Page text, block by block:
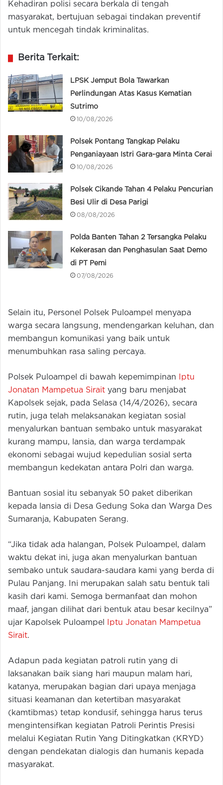
Kehadiran polisi secara berkala di tengah
masyarakat, bertujuan sebagai tindakan preventif
untuk mencegah tindak kriminalitas.
Berita Terkait:
LPSK Jemput Bola Tawarkan
Perlindungan Atas Kasus Kematian
Sutrimo
10/08/2026
Polsek Pontang Tangkap Pelaku
Penganiayaan Istri Gara-gara Minta Cerai
10/08/2026
Polsek Cikande Tahan 4 Pelaku Pencurian
Besi Ulir di Desa Parigi
08/08/2026
Polda Banten Tahan 2 Tersangka Pelaku
Kekerasan dan Penghasulan Saat Demo
di PT Pemi
07/08/2026
Selain itu, Personel Polsek Puloampel menyapa
warga secara langsung, mendengarkan keluhan, dan
membangun komunikasi yang baik untuk
menumbuhkan rasa saling percaya.
Polsek Puloampel di bawah kepemimpinan
Iptu
Jonatan Mampetua Sirait yang baru menjabat
Kapolsek sejak, pada Selasa (14/4/2026), secara
rutin, juga telah melaksanakan kegiatan sosial
menyalurkan bantuan sembako untuk masyarakat
kurang mampu, lansia, dan warga terdampak
ekonomi sebagai wujud kepedulian sosial serta
membangun kedekatan antara Polri dan warga.
Bantuan sosial itu sebanyak 50 paket diberikan
kepada lansia di Desa Gedung Soka dan Warga Des
Sumaranja, Kabupaten Serang.
“Jika tidak ada halangan, Polsek Puloampel, dalam
waktu dekat ini, juga akan menyalurkan bantuan
sembako untuk saudara-saudara kami yang berda di
Pulau Panjang. Ini merupakan salah satu bentuk tali
kasih dari kami. Semoga bermanfaat dan mohon
maaf, jangan dilihat dari bentuk atau besar kecilnya”
ujar Kapolsek Puloampel
Iptu Jonatan Mampetua
Sirait.
Adapun pada kegiatan patroli rutin yang di
laksanakan baik siang hari maupun malam hari,
katanya, merupakan bagian dari upaya menjaga
situasi keamanan dan ketertiban masyarakat
(kamtibmas) tetap kondusif, sehingga harus terus
mengintensifkan kegiatan Patroli Perintis Presisi
melalui Kegiatan Rutin Yang Ditingkatkan (KRYD)
dengan pendekatan dialogis dan humanis kepada
masyarakat.